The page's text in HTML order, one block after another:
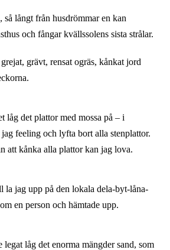
så långt från husdrömmar en kan
och fångar kvällssolens sista strålar.
grävt, rensat ogräs, kånkat jord
låg det plattor med mossa på – i
feeling och lyfta bort alla stenplattor.
att kånka alla plattor kan jag lova.
la jag upp på den lokala dela-byt-låna-
en person och hämtade upp.
legat låg det enorma mängder sand, som